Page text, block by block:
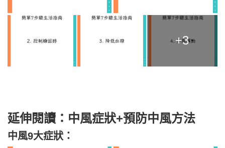
+3
延伸閱讀：中風症狀+預防中風方法
中風9大症狀：